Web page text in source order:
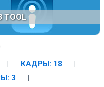
TOOL
| КАДРЫ: 18
|
3
|